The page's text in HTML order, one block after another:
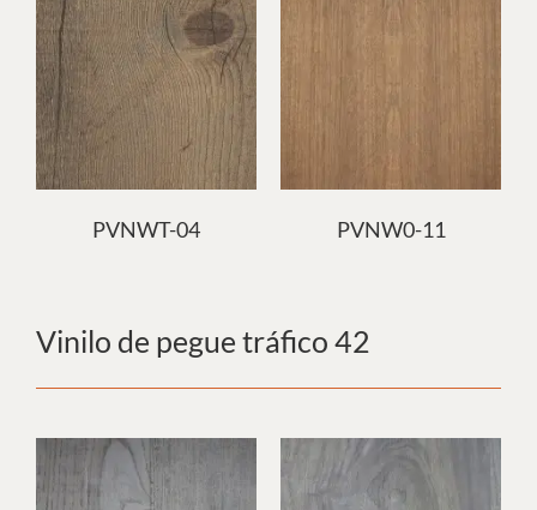
PVNWT-04 PVNW0-11
Vinilo de pegue tráfico 42